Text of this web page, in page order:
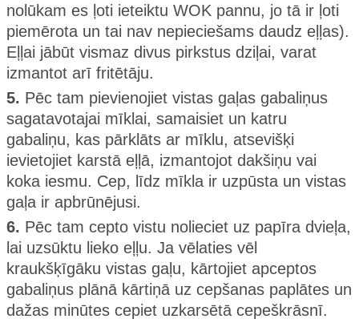
nolūkam es ļoti ieteiktu WOK pannu, jo tā ir ļoti
piemērota un tai nav nepieciešams daudz eļļas).
Eļļai jābūt vismaz divus pirkstus dziļai, varat
izmantot arī fritētāju.
5. Pēc tam pievienojiet vistas gaļas gabaliņus
sagatavotajai mīklai, samaisiet un katru
gabaliņu, kas pārklāts ar mīklu, atsevišķi
ievietojiet karstā eļļā, izmantojot dakšiņu vai
koka iesmu. Cep, līdz mīkla ir uzpūsta un vistas
gaļa ir apbrūnējusi.
6. Pēc tam cepto vistu nolieciet uz papīra dvieļa,
lai uzsūktu lieko eļļu. Ja vēlaties vēl
kraukšķīgāku vistas gaļu, kārtojiet apceptos
gabaliņus plānā kārtiņā uz cepšanas paplātes un
dažas minūtes cepiet uzkarsētā cepeškrāsnī.